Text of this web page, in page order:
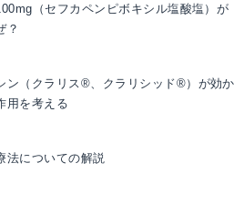
（セフカペンピボキシル塩酸塩）が
？
ン（クラリス®、クラリシッド®）が効か
用を考える
法についての解説